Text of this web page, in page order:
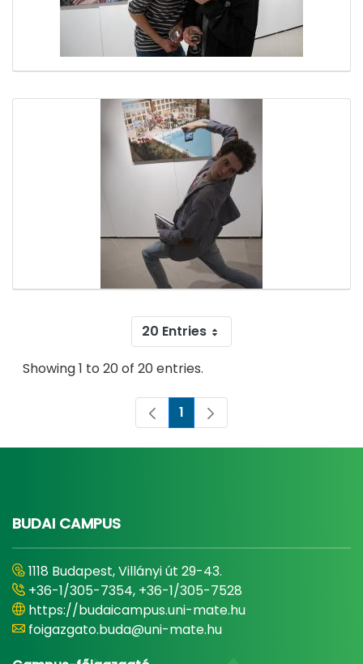
20 Entries
Showing 1 to 20 of 20 entries.
Page
1
BUDAI CAMPUS
1118 Budapest, Villányi út 29-43.
+36-1/305-7354, +36-1/305-7528
https://budaicampus.uni-mate.hu
foigazgato.buda@uni-mate.hu